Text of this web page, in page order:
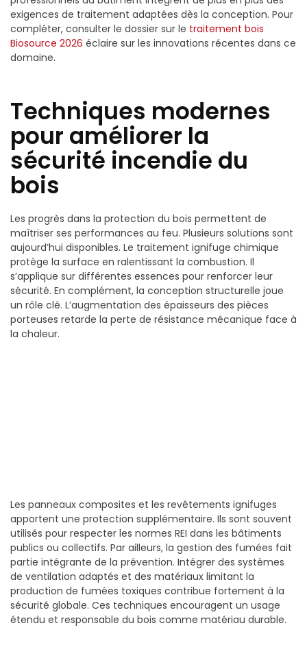
exigences de traitement adaptées dès la conception. Pour
compléter, consulter le dossier sur le traitement bois
Biosource 2026 éclaire sur les innovations récentes dans ce
domaine.
Techniques modernes
pour améliorer la
sécurité incendie du
bois
Les progrès dans la protection du bois permettent de
maîtriser ses performances au feu. Plusieurs solutions sont
aujourd’hui disponibles. Le traitement ignifuge chimique
protège la surface en ralentissant la combustion. Il
s’applique sur différentes essences pour renforcer leur
sécurité. En complément, la conception structurelle joue
un rôle clé. L’augmentation des épaisseurs des pièces
porteuses retarde la perte de résistance mécanique face à
la chaleur.
Les panneaux composites et les revêtements ignifuges
apportent une protection supplémentaire. Ils sont souvent
utilisés pour respecter les normes REI dans les bâtiments
publics ou collectifs. Par ailleurs, la gestion des fumées fait
partie intégrante de la prévention. Intégrer des systèmes
de ventilation adaptés et des matériaux limitant la
production de fumées toxiques contribue fortement à la
sécurité globale. Ces techniques encouragent un usage
étendu et responsable du bois comme matériau durable.